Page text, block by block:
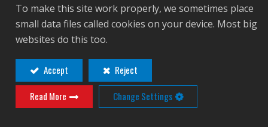
サインイン
繁體中文
Français 日本語
に 発表
To make this site work properly, we sometimes place
small data files called cookies on your device. Most big
websites do this too.
Accept
Reject
Read More
Change Settings